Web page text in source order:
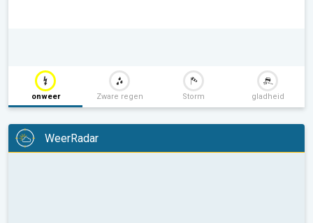
onweer Zware regen Storm gladheid
WeerRadar